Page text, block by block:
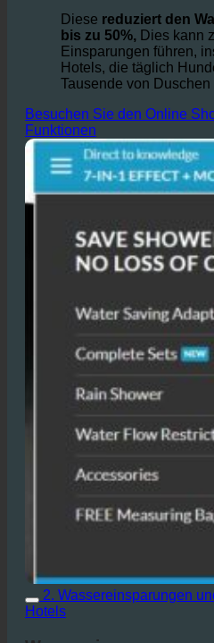
Diese reduziert den
bis zu 50%,Dies kann
Einsparungen führen,
Hotels, die täglich
Besuchen Sie den Online
Funktionen
2. Wassereinsparungen